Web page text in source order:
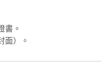
書。
面）。